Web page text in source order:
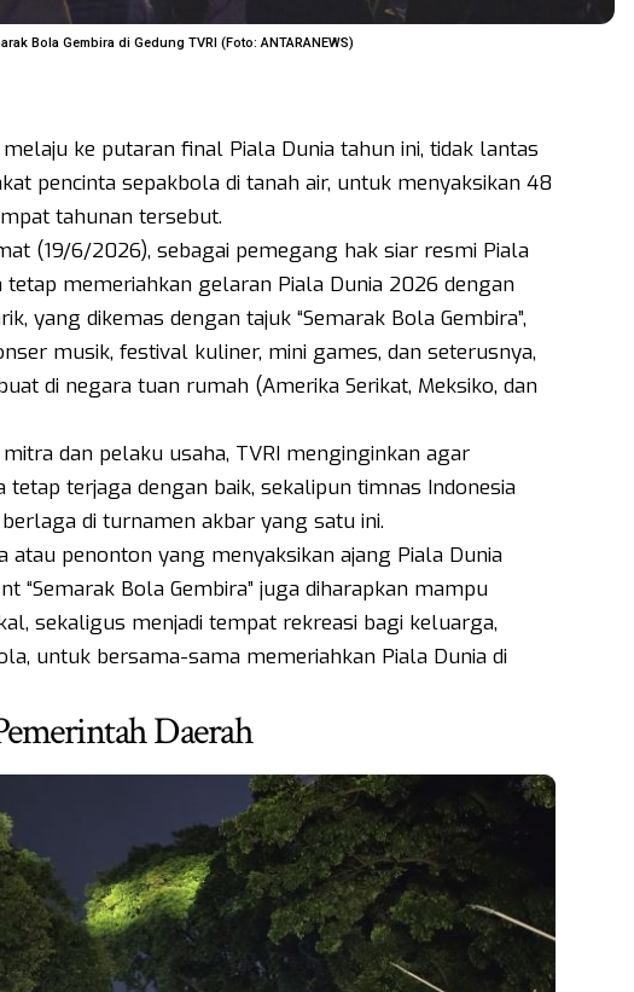
Bola Gembira di Gedung TVRI (Foto: ANTARANEWS)
ke putaran final Piala Dunia tahun ini, tidak lantas
pencinta sepakbola di tanah air, untuk menyaksikan 48
tahunan tersebut.
(19/6/2026), sebagai pemegang hak siar resmi Piala
tetap memeriahkan gelaran Piala Dunia 2026 dengan
yang dikemas dengan tajuk “Semarak Bola Gembira”,
musik, festival kuliner, mini games, dan seterusnya,
di negara tuan rumah (Amerika Serikat, Meksiko, dan
dan pelaku usaha, TVRI menginginkan agar
terjaga dengan baik, sekalipun timnas Indonesia
di turnamen akbar yang satu ini.
penonton yang menyaksikan ajang Piala Dunia
“Semarak Bola Gembira” juga diharapkan mampu
sekaligus menjadi tempat rekreasi bagi keluarga,
untuk bersama-sama memeriahkan Piala Dunia di
Daerah